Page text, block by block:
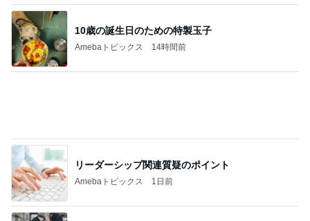
10歳の誕生日のための特製玉子
Amebaトピックス 14時間前
やって驚きだったお洒落な暑さ対策
Amebaトピックス 1日前